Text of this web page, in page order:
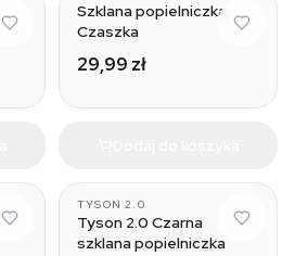
Szklana popielniczka
Czaszka
29,99 zł
TYSON 2.0
Tyson 2.0 Czarna
szklana popielniczka